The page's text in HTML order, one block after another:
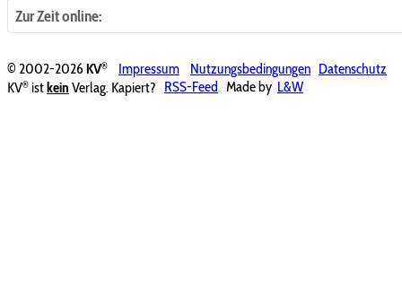
Zur Zeit online:
© 2002-2026KV® Impressum Nutzungsbedingungen Datenschutz
KV® istkein Verlag. Kapiert? RSS-Feed Made by L&W